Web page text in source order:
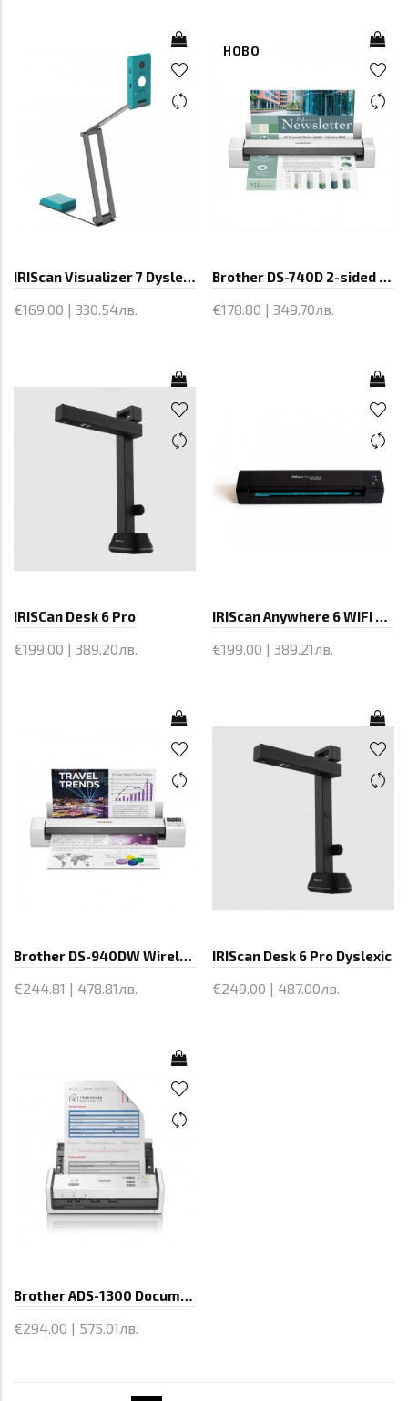
IRIScan Visualizer 7 Dyslexic
€169.00 | 330.54лв.
НОВО
Brother DS-740D 2-sided Portable Document Scanner
€178.80 | 349.70лв.
IRISCan Desk 6 Pro
€199.00 | 389.20лв.
IRIScan Anywhere 6 WIFI Duplex
€199.00 | 389.21лв.
Brother DS-940DW Wireless
€244.81 | 478.81лв.
IRIScan Desk 6 Pro Dyslexic
€249.00 | 487.00лв.
Brother ADS-1300 Document Scanner
€294.00 | 575.01лв.